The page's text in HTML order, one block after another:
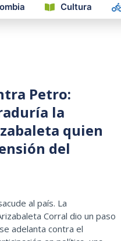
Cultura
Petro:
la
quien
del
al país. La
Corral dio un paso
adelanta contra el